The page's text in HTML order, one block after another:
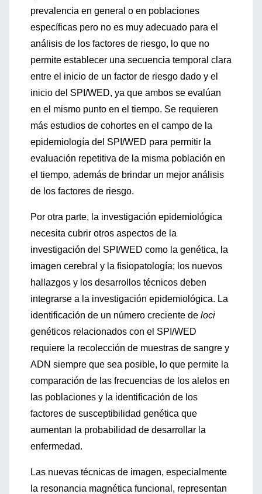
prevalencia en general o en poblaciones
específicas pero no es muy adecuado para el
análisis de los factores de riesgo, lo que no
permite establecer una secuencia temporal clara
entre el inicio de un factor de riesgo dado y el
inicio del SPI/WED, ya que ambos se evalúan
en el mismo punto en el tiempo. Se requieren
más estudios de cohortes en el campo de la
epidemiología del SPI/WED para permitir la
evaluación repetitiva de la misma población en
el tiempo, además de brindar un mejor análisis
de los factores de riesgo.
Por otra parte, la investigación epidemiológica
necesita cubrir otros aspectos de la
investigación del SPI/WED como la genética, la
imagen cerebral y la fisiopatología; los nuevos
hallazgos y los desarrollos técnicos deben
integrarse a la investigación epidemiológica. La
identificación de un número creciente de loci
genéticos relacionados con el SPI/WED
requiere la recolección de muestras de sangre y
ADN siempre que sea posible, lo que permite la
comparación de las frecuencias de los alelos en
las poblaciones y la identificación de los
factores de susceptibilidad genética que
aumentan la probabilidad de desarrollar la
enfermedad.
Las nuevas técnicas de imagen, especialmente
la resonancia magnética funcional, representan